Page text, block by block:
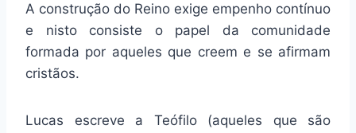
A construção do Reino exige empenho contínuo
e nisto consiste o papel da comunidade
formada por aqueles que creem e se afirmam
cristãos.
Lucas escreve a Teófilo (aqueles que são